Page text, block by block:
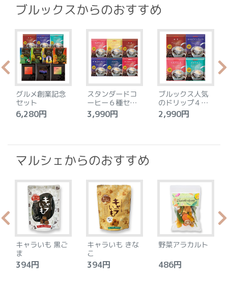
ブルックスからのおすすめ
グルメ創業記念
セット
6,280円
スタンダードコ
ーヒー６種セッ
ト
3,990円
ブルックス人気
のドリップ４種
セット
2,990円
マルシェからのおすすめ
キャラいも 黒ご
ま
394円
キャラいも きな
こ
394円
野菜アラカルト
486円